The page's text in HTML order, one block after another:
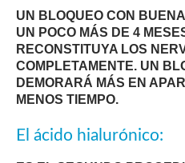
UN BLOQUEO CON
UN POCO MÁS DE 4
RECONSTITUYA LOS
COMPLETAMENTE. UN
DEMORARÁ MÁS EN
MENOS TIEMPO.
El ácido hialurónico: